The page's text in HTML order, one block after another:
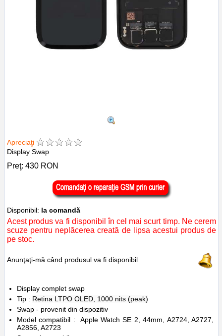
Apreciaţi
Display Swap
Preţ: 430 RON
Disponibil: la comandă
Acest produs va fi disponibil în cel mai scurt timp. Ne cerem
scuze pentru neplăcerea creată de lipsa acestui produs de
pe stoc.
Anunţaţi-mă când produsul va fi disponibil
Display complet swap
Tip : Retina LTPO OLED, 1000 nits (peak)
Swap - provenit din dispozitiv
Model compatibil : Apple Watch SE 2, 44mm, A2724, A2727,
A2856, A2723